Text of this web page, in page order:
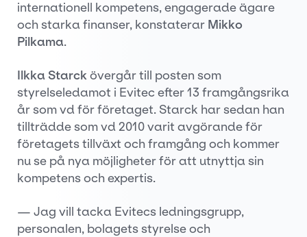
internationell kompetens, engagerade ägare
och starka finanser, konstaterar Mikko
Pilkama.
Ilkka Starckövergår till posten som
styrelseledamot i Evitec efter 13 framgångsrika
år som vd för företaget. Starck har sedan han
tillträdde som vd 2010 varit avgörande för
företagets tillväxt och framgång och kommer
nu se på nya möjligheter för att utnyttja sin
kompetens och expertis.
— Jag vill tacka Evitecs ledningsgrupp,
personalen, bolagets styrelse och